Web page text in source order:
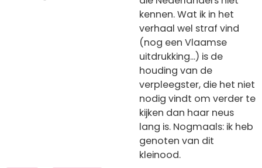
kennen. Wat ik in het
verhaal wel straf vind
(nog een Vlaamse
uitdrukking...) is de
houding van de
verpleegster, die het niet
nodig vindt om verder te
kijken dan haar neus
lang is. Nogmaals: ik heb
genoten van dit
kleinood.